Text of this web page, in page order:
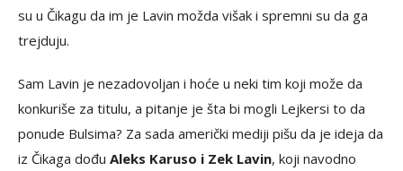
su u Čikagu da im je Lavin možda višak i spremni su da ga
trejduju.
Sam Lavin je nezadovoljan i hoće u neki tim koji može da
konkuriše za titulu, a pitanje je šta bi mogli Lejkersi to da
ponude Bulsima? Za sada američki mediji pišu da je ideja da
iz Čikaga dođu Aleks Karuso i Zek Lavin, koji navodno